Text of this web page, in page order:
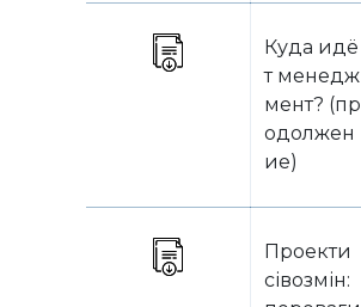
Куда идё
т менедж
мент? (пр
одолжен
ие)
Проекти
сівозмін: